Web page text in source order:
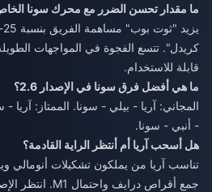
ما مقدار تحسن الضرر مع محرك سونا
كريدل". تتسع الفجوة في المواجهات
قابلة للاستخدام.
ما هي أفضل فرق سونا في الإصدار 2.6؟
المجاني: آريا - بيلي - سونا. الممتاز: آريا
- أنبي - سونا.
هل أسحب آريا أم أنتظر الراية القادمة؟
تناسب آريا من يملكون تشكيلات أنومالي